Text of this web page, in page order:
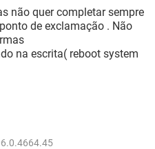
GMAIL
EXCEL
GMAIL
WHATSAPP
FACEBOOK
EXCEL
não quer completar sempre
de exclamação . Não
na escrita( reboot system